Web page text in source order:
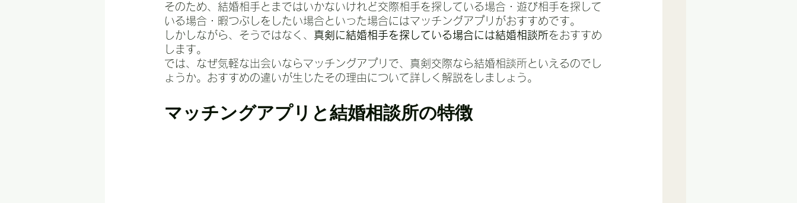
そのため、結婚相手とまではいかないけれど交際相手を探している場合・遊び相手を探して
いる場合・暇つぶしをしたい場合といった場合にはマッチングアプリがおすすめです。
しかしながら、そうではなく、 真剣に結婚相手を探している場合には結婚相談所をおすすめ
します。
では、なぜ気軽な出会いならマッチングアプリで、真剣交際なら結婚相談所といえるのでし
ょうか。おすすめの違いが生じたその理由について詳しく解説をしましょう。
マッチングアプリと結婚相談所の特徴